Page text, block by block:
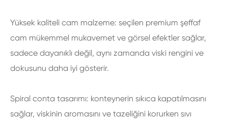
Yüksek kaliteli cam malzeme: seçilen premium şeffaf
cam mükemmel mukavemet ve görsel efektler sağlar,
sadece dayanıklı değil, aynı zamanda viski rengini ve
dokusunu daha iyi gösterir.
Spiral conta tasarımı: konteynerin sıkıca kapatılmasını
sağlar, viskinin aromasını ve tazeliğini korurken sıvı